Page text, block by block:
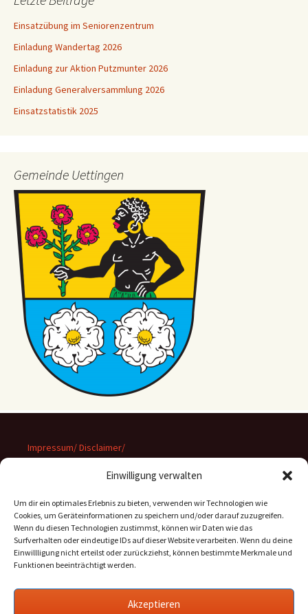
Einwilligung verwalten
Um dir ein optimales Erlebnis zu bieten, verwenden wir Technologien wie
Cookies, um Geräteinformationen zu speichern und/oder darauf zuzugreifen.
Wenn du diesen Technologien zustimmst, können wir Daten wie das
Surfverhalten oder eindeutige IDs auf dieser Website verarbeiten. Wenn du deine
Einwillligung nicht erteilst oder zurückziehst, können bestimmte Merkmale und
Funktionen beeinträchtigt werden.
Akzeptieren
Einsatzübung im Seniorenzentrum
Einladung Wandertag 2026
Einladung zur Aktion Putzmunter 2026
Einladung Generalversammlung 2026
Einsatzstatistik 2025
Gemeinde Uettingen
Impressum/ Disclaimer/
Datenschutz
Suchen
nach: